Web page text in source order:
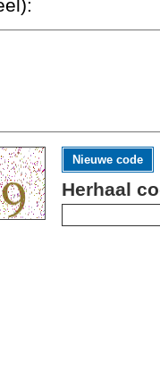
Nieuwe code
Herhaal